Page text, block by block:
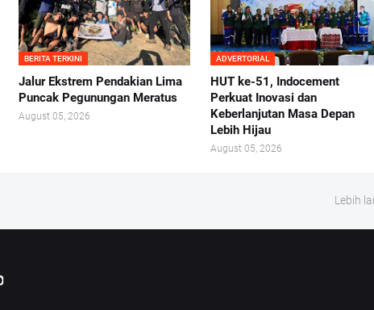
BERITA TERKINI
Jalur Ekstrem Pendakian Lima
Puncak Pegunungan Meratus
August 05, 2026
ADVERTORIAL
HUT ke-51, Indocement
Perkuat Inovasi dan
Keberlanjutan Masa Depan
Lebih Hijau
August 05, 2026
Lebih